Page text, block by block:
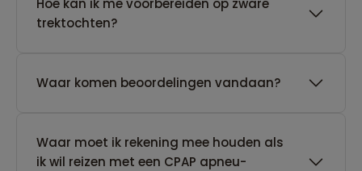
Hoe kan ik me voorbereiden op zware
trektochten?
Waar komen beoordelingen vandaan?
Waar moet ik rekening mee houden als
ik wil reizen met een CPAP apneu-